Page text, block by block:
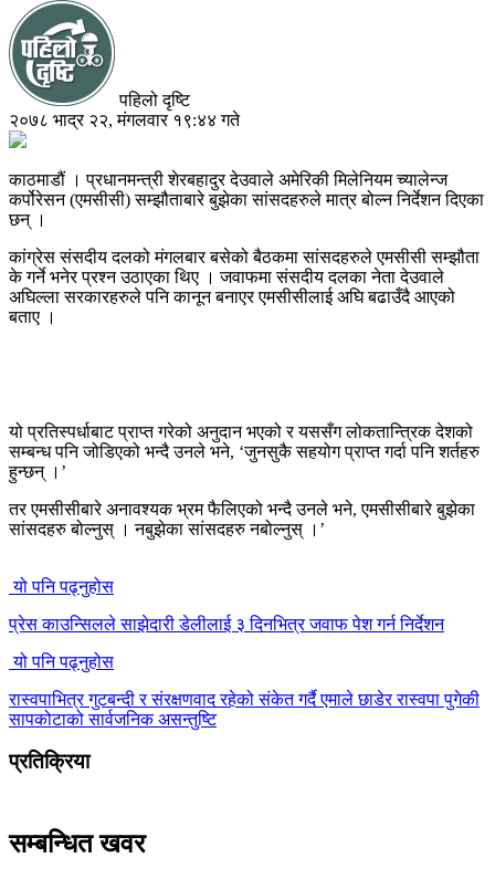
पहिलो दृष्टि
२०७८ भाद्र २२, मंगलवार १९:४४ गते
काठमाडौं । प्रधानमन्त्री शेरबहादुर देउवाले अमेरिकी मिलेनियम च्यालेन्ज
कर्पोरेसन (एमसीसी) सम्झौताबारे बुझेका सांसदहरुले मात्र बोल्न निर्देशन दिएका
छन् ।
कांग्रेस संसदीय दलको मंगलबार बसेको बैठकमा सांसदहरुले एमसीसी सम्झौता
के गर्ने भनेर प्रश्न उठाएका थिए । जवाफमा संसदीय दलका नेता देउवाले
अघिल्ला सरकारहरुले पनि कानून बनाएर एमसीसीलाई अघि बढाउँदै आएको
बताए ।
यो प्रतिस्पर्धाबाट प्राप्त गरेको अनुदान भएको र यससँग लोकतान्त्रिक देशको
सम्बन्ध पनि जोडिएको भन्दै उनले भने, ‘जुनसुकै सहयोग प्राप्त गर्दा पनि शर्तहरु
हुन्छन् ।’
तर एमसीसीबारे अनावश्यक भ्रम फैलिएको भन्दै उनले भने, एमसीसीबारे बुझेका
सांसदहरु बोल्नुस् । नबुझेका सांसदहरु नबोल्नुस् ।’
यो पनि पढ्नुहोस
प्रेस काउन्सिलले साझेदारी डेलीलाई ३ दिनभित्र जवाफ पेश गर्न निर्देशन
यो पनि पढ्नुहोस
रास्वपाभित्र गुटबन्दी र संरक्षणवाद रहेको संकेत गर्दै एमाले छाडेर रास्वपा पुगेकी
सापकोटाको सार्वजनिक असन्तुष्टि
प्रतिक्रिया
सम्बन्धित खवर